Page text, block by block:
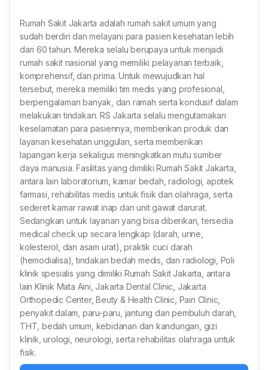
Rumah Sakit Jakarta adalah rumah sakit umum yang
sudah berdiri dan melayani para pasien kesehatan lebih
dari 60 tahun. Mereka selalu berupaya untuk menjadi
rumah sakit nasional yang memiliki pelayanan terbaik,
komprehensif, dan prima. Untuk mewujudkan hal
tersebut, mereka memiliki tim medis yang profesional,
berpengalaman banyak, dan ramah serta kondusif dalam
melakukan tindakan. RS Jakarta selalu mengutamakan
keselamatan para pasiennya, memberikan produk dan
layanan kesehatan unggulan, serta memberikan
lapangan kerja sekaligus meningkatkan mutu sumber
daya manusia. Fasilitas yang dimiliki Rumah Sakit Jakarta,
antara lain laboratorium, kamar bedah, radiologi, apotek
farmasi, rehabilitas medis untuk fisik dan olahraga, serta
sederet kamar rawat inap dan unit gawat darurat.
Sedangkan untuk layanan yang bisa diberikan, tersedia
medical check up secara lengkap (darah, urine,
kolesterol, dan asam urat), praktik cuci darah
(hemodialisa), tindakan bedah medis, dan radiologi, Poli
klinik spesialis yang dimiliki Rumah Sakit Jakarta, antara
lain Klinik Mata Aini, Jakarta Dental Clinic, Jakarta
Orthopedic Center, Beuty & Health Clinic, Pain Clinic,
penyakit dalam, paru-paru, jantung dan pembuluh darah,
THT, bedah umum, kebidanan dan kandungan, gizi
klinik, urologi, neurologi, serta rehabilitas olahraga untuk
fisik.